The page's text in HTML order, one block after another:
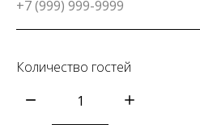
Количество гостей